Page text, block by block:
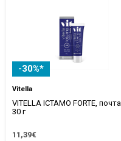
-30%*
Vitella
VITELLA ICTAMO FORTE, почта,
30 г
11,39€